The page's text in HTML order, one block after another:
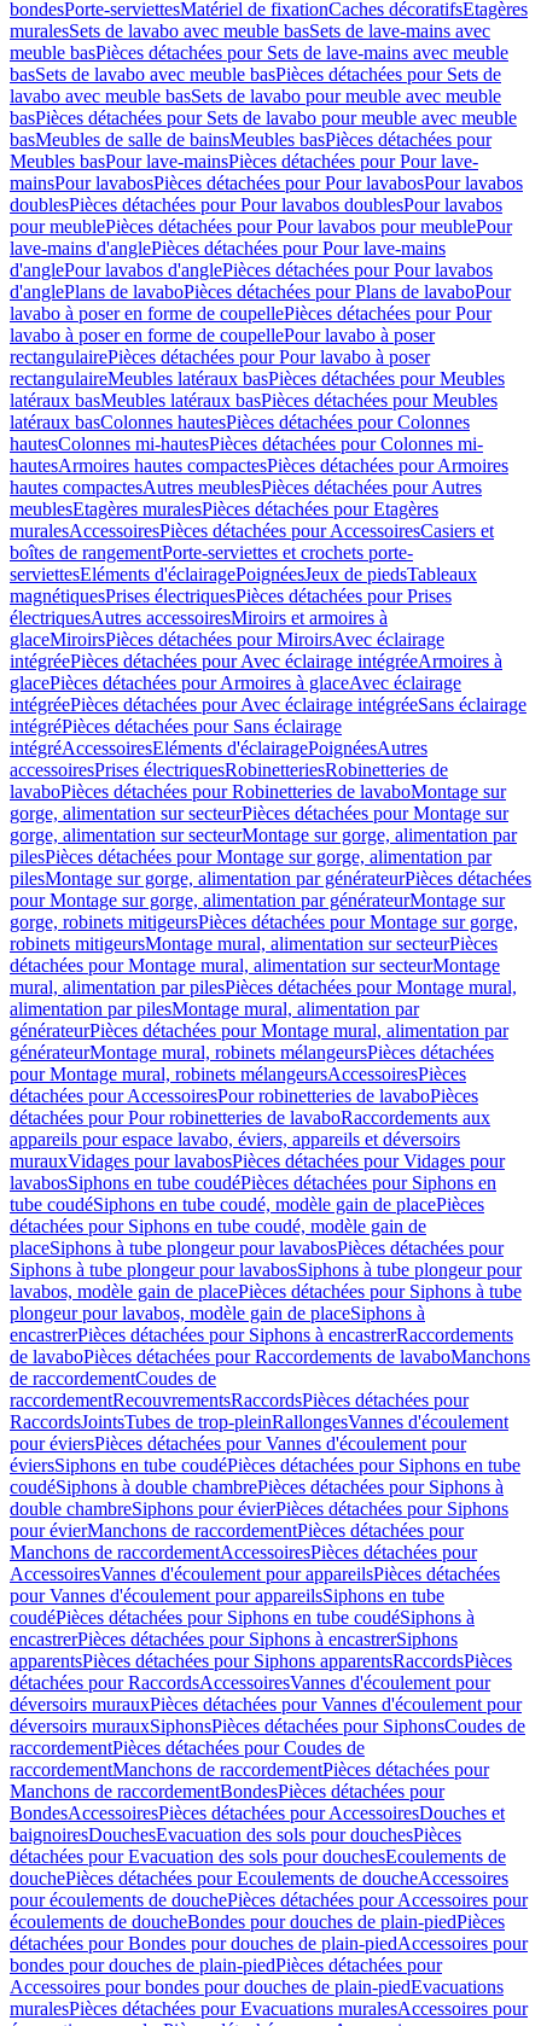
bondesPorte-serviettesMatériel de fixationCaches décoratifsEtagères
muralesSets de lavabo avec meuble basSets de lave-mains avec
meuble basPièces détachées pour Sets de lave-mains avec meuble
basSets de lavabo avec meuble basPièces détachées pour Sets de
lavabo avec meuble basSets de lavabo pour meuble avec meuble
basPièces détachées pour Sets de lavabo pour meuble avec meuble
basMeubles de salle de bainsMeubles basPièces détachées pour
Meubles basPour lave-mainsPièces détachées pour Pour lave-
mainsPour lavabosPièces détachées pour Pour lavabosPour lavabos
doublesPièces détachées pour Pour lavabos doublesPour lavabos
pour meublePièces détachées pour Pour lavabos pour meublePour
lave-mains d'anglePièces détachées pour Pour lave-mains
d'anglePour lavabos d'anglePièces détachées pour Pour lavabos
d'anglePlans de lavaboPièces détachées pour Plans de lavaboPour
lavabo à poser en forme de coupellePièces détachées pour Pour
lavabo à poser en forme de coupellePour lavabo à poser
rectangulairePièces détachées pour Pour lavabo à poser
rectangulaireMeubles latéraux basPièces détachées pour Meubles
latéraux basMeubles latéraux basPièces détachées pour Meubles
latéraux basColonnes hautesPièces détachées pour Colonnes
hautesColonnes mi-hautesPièces détachées pour Colonnes mi-
hautesArmoires hautes compactesPièces détachées pour Armoires
hautes compactesAutres meublesPièces détachées pour Autres
meublesEtagères muralesPièces détachées pour Etagères
muralesAccessoiresPièces détachées pour AccessoiresCasiers et
boîtes de rangementPorte-serviettes et crochets porte-
serviettesEléments d'éclairagePoignéesJeux de piedsTableaux
magnétiquesPrises électriquesPièces détachées pour Prises
électriquesAutres accessoiresMiroirs et armoires à
glaceMiroirsPièces détachées pour MiroirsAvec éclairage
intégréePièces détachées pour Avec éclairage intégréeArmoires à
glacePièces détachées pour Armoires à glaceAvec éclairage
intégréePièces détachées pour Avec éclairage intégréeSans éclairage
intégréPièces détachées pour Sans éclairage
intégréAccessoiresEléments d'éclairagePoignéesAutres
accessoiresPrises électriquesRobinetteriesRobinetteries de
lavaboPièces détachées pour Robinetteries de lavaboMontage sur
gorge, alimentation sur secteurPièces détachées pour Montage sur
gorge, alimentation sur secteurMontage sur gorge, alimentation par
pilesPièces détachées pour Montage sur gorge, alimentation par
pilesMontage sur gorge, alimentation par générateurPièces détachées
pour Montage sur gorge, alimentation par générateurMontage sur
gorge, robinets mitigeursPièces détachées pour Montage sur gorge,
robinets mitigeursMontage mural, alimentation sur secteurPièces
détachées pour Montage mural, alimentation sur secteurMontage
mural, alimentation par pilesPièces détachées pour Montage mural,
alimentation par pilesMontage mural, alimentation par
générateurPièces détachées pour Montage mural, alimentation par
générateurMontage mural, robinets mélangeursPièces détachées
pour Montage mural, robinets mélangeursAccessoiresPièces
détachées pour AccessoiresPour robinetteries de lavaboPièces
détachées pour Pour robinetteries de lavaboRaccordements aux
appareils pour espace lavabo, éviers, appareils et déversoirs
murauxVidages pour lavabosPièces détachées pour Vidages pour
lavabosSiphons en tube coudéPièces détachées pour Siphons en
tube coudéSiphons en tube coudé, modèle gain de placePièces
détachées pour Siphons en tube coudé, modèle gain de
placeSiphons à tube plongeur pour lavabosPièces détachées pour
Siphons à tube plongeur pour lavabosSiphons à tube plongeur pour
lavabos, modèle gain de placePièces détachées pour Siphons à tube
plongeur pour lavabos, modèle gain de placeSiphons à
encastrerPièces détachées pour Siphons à encastrerRaccordements
de lavaboPièces détachées pour Raccordements de lavaboManchons
de raccordementCoudes de
raccordementRecouvrementsRaccordsPièces détachées pour
RaccordsJointsTubes de trop-pleinRallongesVannes d'écoulement
pour éviersPièces détachées pour Vannes d'écoulement pour
éviersSiphons en tube coudéPièces détachées pour Siphons en tube
coudéSiphons à double chambrePièces détachées pour Siphons à
double chambreSiphons pour évierPièces détachées pour Siphons
pour évierManchons de raccordementPièces détachées pour
Manchons de raccordementAccessoiresPièces détachées pour
AccessoiresVannes d'écoulement pour appareilsPièces détachées
pour Vannes d'écoulement pour appareilsSiphons en tube
coudéPièces détachées pour Siphons en tube coudéSiphons à
encastrerPièces détachées pour Siphons à encastrerSiphons
apparentsPièces détachées pour Siphons apparentsRaccordsPièces
détachées pour RaccordsAccessoiresVannes d'écoulement pour
déversoirs murauxPièces détachées pour Vannes d'écoulement pour
déversoirs murauxSiphonsPièces détachées pour SiphonsCoudes de
raccordementPièces détachées pour Coudes de
raccordementManchons de raccordementPièces détachées pour
Manchons de raccordementBondesPièces détachées pour
BondesAccessoiresPièces détachées pour AccessoiresDouches et
baignoiresDouchesEvacuation des sols pour douchesPièces
détachées pour Evacuation des sols pour douchesEcoulements de
douchePièces détachées pour Ecoulements de doucheAccessoires
pour écoulements de douchePièces détachées pour Accessoires pour
écoulements de doucheBondes pour douches de plain-piedPièces
détachées pour Bondes pour douches de plain-piedAccessoires pour
bondes pour douches de plain-piedPièces détachées pour
Accessoires pour bondes pour douches de plain-piedEvacuations
muralesPièces détachées pour Evacuations muralesAccessoires pour